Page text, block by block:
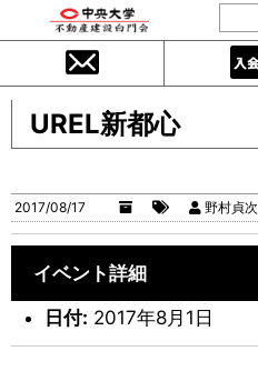
UREL新都心
2017/08/17 野村貞次
イベント詳細
日付: 2017年8月1日